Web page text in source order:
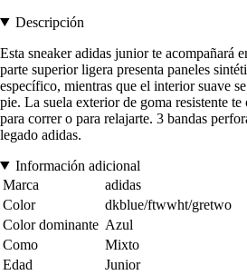
Descripción
Esta sneaker adidas junior te acompañará
parte superior ligera presenta paneles
específico, mientras que el interior suave
pie. La suela exterior de goma resistente
para correr o para relajarte. 3 bandas
legado adidas.
Información adicional
Marca
adidas
Color
dkblue/ftwwht/gretwo
Color dominante Azul
Como
Mixto
Edad
Junior